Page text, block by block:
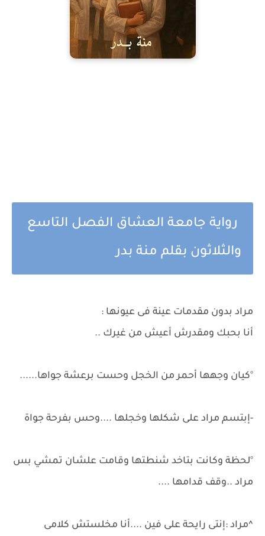
رواية جامعة العشاق الفصل التاسع
والثلاثون بقلم منة بدر
مراد بدون مقدمات عينة فى عيونها :
أنا بحبك ومقدرش أعيش من غيرك ..
°كيان وجهها أحمر من الخجل وحست برعشة جواها......
-إبتسم مراد على شكلها وخجلها ....وحس بفرحة جواة
°لحظة وكانت بتاخد شنطتها وقامت علشان تمشي بس
مراد ..وقف قدامها ....
^مراد :إنتى رايحة على فين ....أنا مخلستش كلامى